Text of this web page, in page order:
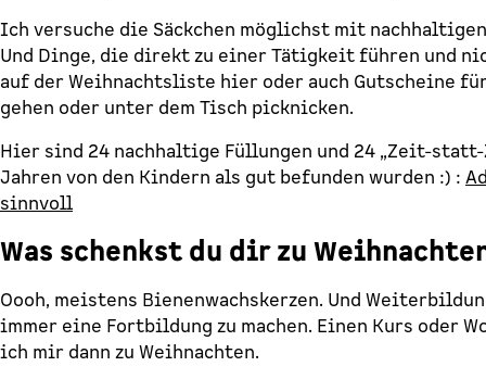
Ich versuche die Säckchen möglichst mit
Und Dinge, die direkt zu einer Tätigkeit führen und
auf der Weihnachtsliste hier oder auch Gutscheine
gehen oder unter dem Tisch picknicken.
Hier sind 24 nachhaltige Füllungen und 24 „Zeit-
Jahren von den Kindern als gut befunden wurden :) :
sinnvoll
Was schenkst du dir zu
Oooh, meistens Bienenwachskerzen. Und
immer eine Fortbildung zu machen. Einen Kurs oder
ich mir dann zu Weihnachten.